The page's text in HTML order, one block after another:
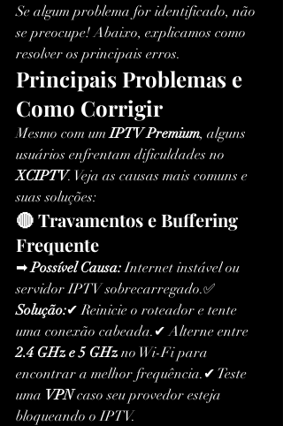
Se algum problema for identificado, não
se preocupe! Abaixo, explicamos como
resolver os principais erros.
Principais Problemas e
Como Corrigir
Mesmo com um IPTV Premium, alguns
usuários enfrentam dificuldades no
XCIPTV. Veja as causas mais comuns e
suas soluções:
🔴 Travamentos e Buffering
Frequente
➡ Possível Causa: Internet instável ou
servidor IPTV sobrecarregado.✅
Solução:✔ Reinicie o roteador e tente
uma conexão cabeada.✔ Alterne entre
2.4 GHz e 5 GHz no Wi-Fi para
encontrar a melhor frequência.✔ Teste
uma VPN caso seu provedor esteja
bloqueando o IPTV.